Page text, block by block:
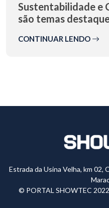
Sustentabilidade e
são temas
CONTINUAR LENDO
Estrada da Usina Velha, km 02,
© PORTAL SHOWTEC